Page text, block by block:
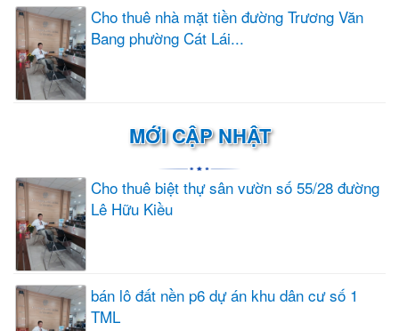
Cho thuê nhà mặt tiền đường Trương Văn
Bang phường Cát Lái...
MỚI CẬP NHẬT
Cho thuê biệt thự sân vườn số 55/28 đường
Lê Hữu Kiều
bán lô đất nền p6 dự án khu dân cư số 1
TML